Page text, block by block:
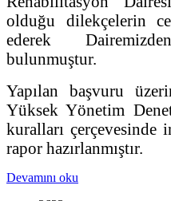
olduğu dilekçelerin
ederek
bulunmuştur.
Yapılan başvuru
Yüksek Yönetim
kuralları çerçevesinde
rapor hazırlanmıştır.
Devamını oku